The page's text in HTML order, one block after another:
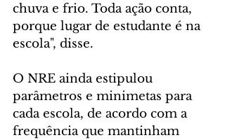
chuva e frio. Toda ação conta,
porque lugar de estudante é na
escola", disse.
O NRE ainda estipulou
parâmetros e minimetas para
cada escola, de acordo com a
frequência que mantinham